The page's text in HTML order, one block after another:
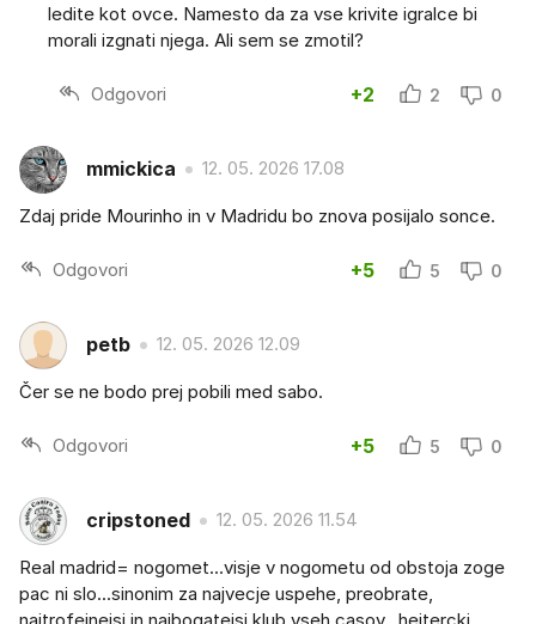
ledite kot ovce. Namesto da za vse krivite igralce bi
morali izgnati njega. Ali sem se zmotil?
Odgovori +2 2 0
mmickica 12. 05. 2026 17.08
Zdaj pride Mourinho in v Madridu bo znova posijalo sonce.
Odgovori +5 5 0
petb 12. 05. 2026 12.09
Čer se ne bodo prej pobili med sabo.
Odgovori +5 5 0
cripstoned 12. 05. 2026 11.54
Real madrid= nogomet...visje v nogometu od obstoja zoge
pac ni slo...sinonim za najvecje uspehe, preobrate,